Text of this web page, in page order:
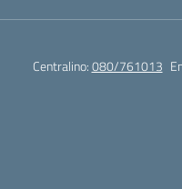
Centralino:080/761013